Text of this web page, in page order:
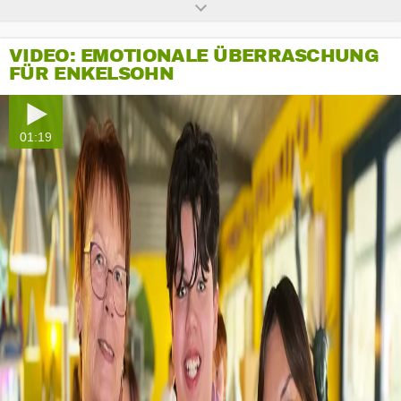
VIDEO: EMOTIONALE ÜBERRASCHUNG
FÜR ENKELSOHN
01:19